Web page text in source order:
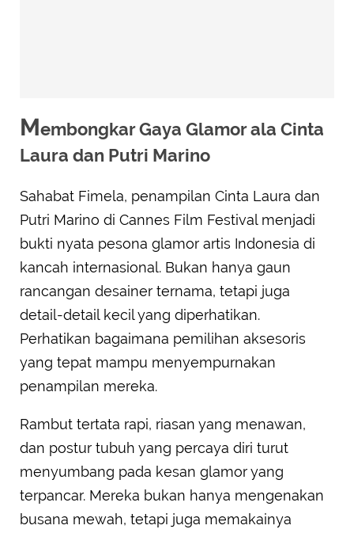
Membongkar Gaya Glamor ala Cinta
Laura dan Putri Marino
Sahabat Fimela, penampilan Cinta Laura dan
Putri Marino di Cannes Film Festival menjadi
bukti nyata pesona glamor artis Indonesia di
kancah internasional. Bukan hanya gaun
rancangan desainer ternama, tetapi juga
detail-detail kecil yang diperhatikan.
Perhatikan bagaimana pemilihan aksesoris
yang tepat mampu menyempurnakan
penampilan mereka.
Rambut tertata rapi, riasan yang menawan,
dan postur tubuh yang percaya diri turut
menyumbang pada kesan glamor yang
terpancar. Mereka bukan hanya mengenakan
busana mewah, tetapi juga memakainya